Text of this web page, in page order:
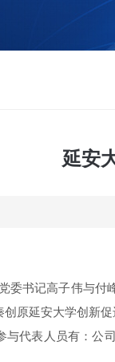
延安
委书记高子伟与付
原延安大学创新
与代表人员有：公